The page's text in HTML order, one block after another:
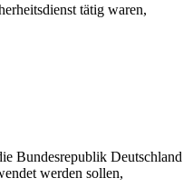
tätig waren,
Bundesrepublik Deutschland
werden sollen,